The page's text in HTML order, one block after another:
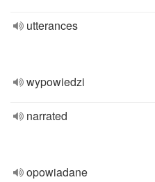
utterances
wypowiedzi
narrated
opowiadane